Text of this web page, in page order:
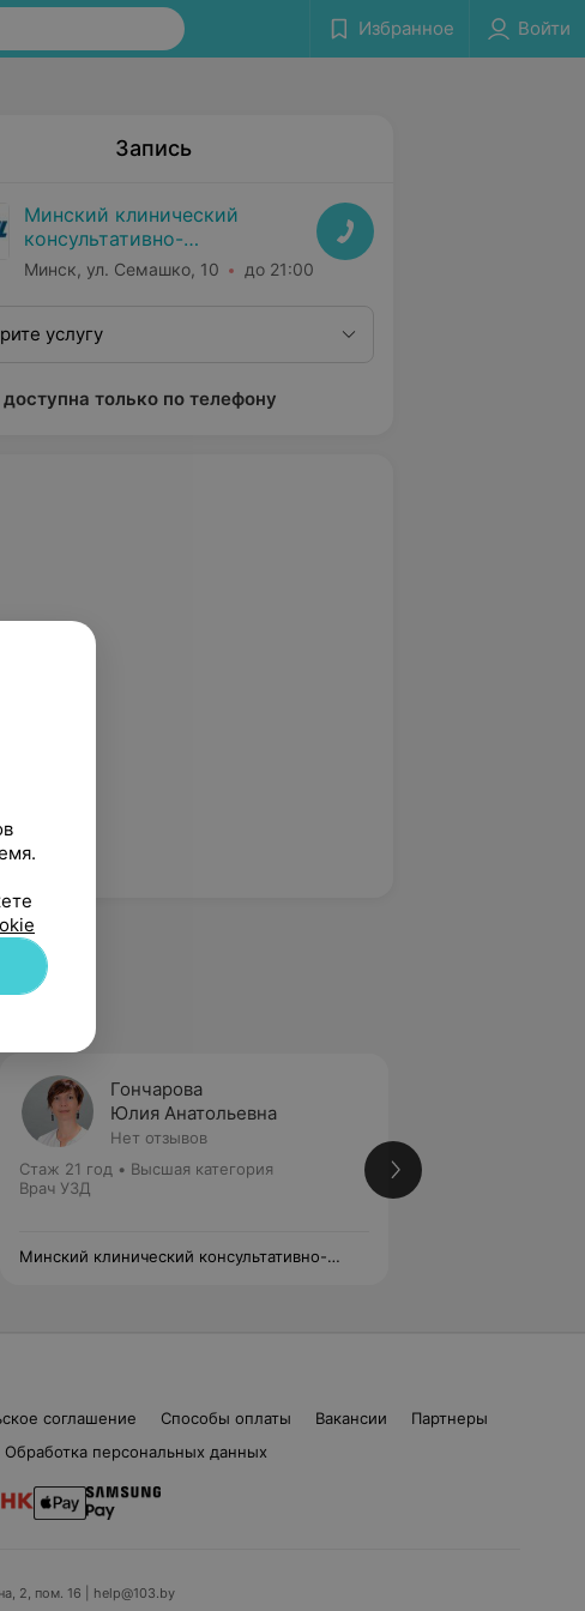
Избранное Войти
Запись
Минский клинический
консультативно-
диагностический центр
Минск, ул. Семашко, 10 до 21:00
услугу
только по телефону
Гончарова
Юлия Анатольевна
Нет отзывов
Стаж 21 год • Высшая категория
Врач УЗД
Минский клинический консультативно-
соглашение Способы оплаты Вакансии
Партнеры
Обработка персональных данных
2, пом. 16 | help@103.by